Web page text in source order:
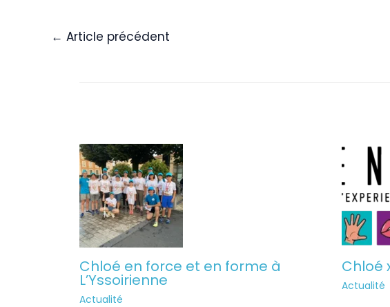
← Article précédent
Chloé en force et en forme à
L’Yssoirienne
Actualité
Chloé
Actualité